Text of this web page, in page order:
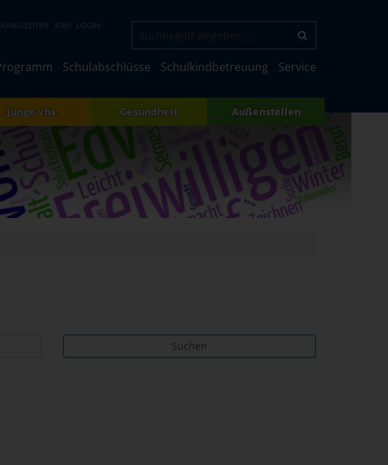
JOBS LOGIN
Schulabschlüsse Schulkindbetreuung Service
junge vhs Gesundheit Außenstellen
Suchen